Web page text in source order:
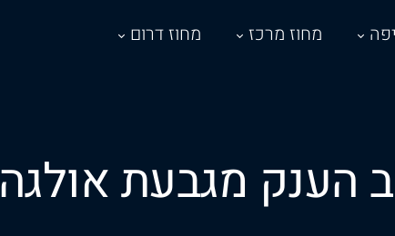
מחוז מרכז
מחוז דרום
הענק מגבעת אולגה